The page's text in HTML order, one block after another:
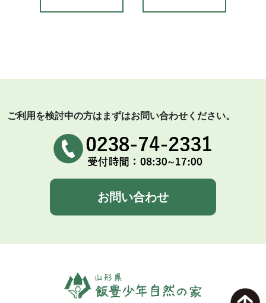
ご利用を検討中の方はまずはお問い合わせください。
お問い合わせ